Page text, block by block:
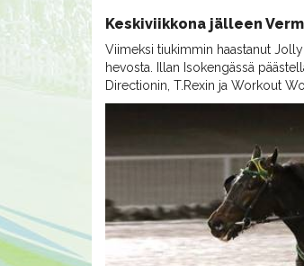
Keskiviikkona jälleen
Viimeksi tiukimmin haastanut
hevosta. Illan Isokengässä
Directionin, T.Rexin ja Workout